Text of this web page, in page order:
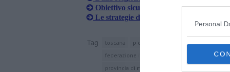
Personal
Obiettivo sicurezza nei porti toscani
​Le strategie di sviluppo per i porti toscani
Tag toscana piombino
federazione italiana lavoratori trasporti
cgil
provincia di massa-carrara